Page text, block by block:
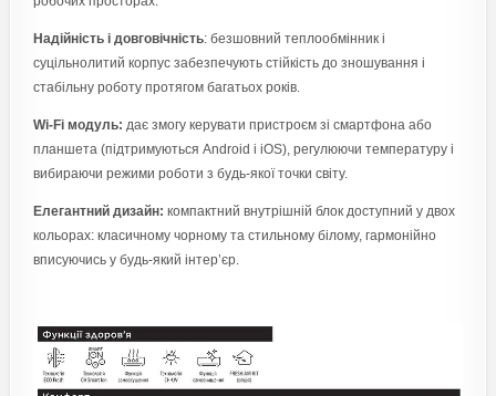
Надійність і довговічність: безшовний теплообмінник і
суцільнолитий корпус забезпечують стійкість до зношування і
стабільну роботу протягом багатьох років.
Wi-Fi модуль: дає змогу керувати пристроєм зі смартфона або
планшета (підтримуються Android і iOS), регулюючи температуру і
вибираючи режими роботи з будь-якої точки світу.
Елегантний дизайн: компактний внутрішній блок доступний у двох
кольорах: класичному чорному та стильному білому, гармонійно
вписуючись у будь-який інтер’єр.